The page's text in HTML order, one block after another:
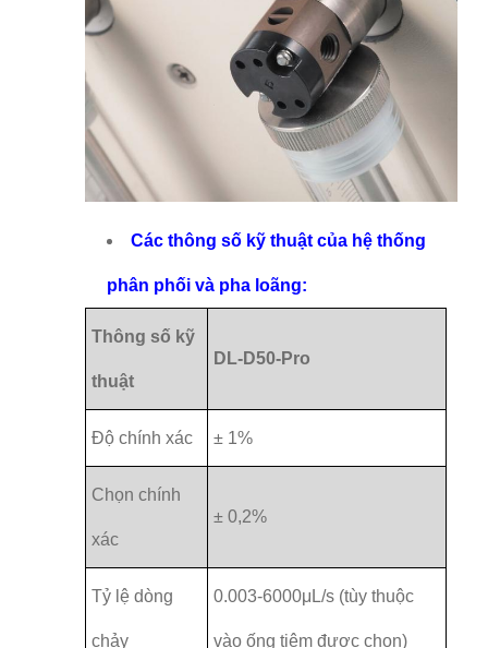
Các thông số kỹ thuật của hệ thống
phân phối và pha loãng:
Thông số kỹ
thuật
DL-D50-Pro
Độ chính xác ± 1%
Chọn chính
xác
± 0,2%
Tỷ lệ dòng
chảy
0.003-6000μL/s (tùy thuộc
vào ống tiêm được chọn)